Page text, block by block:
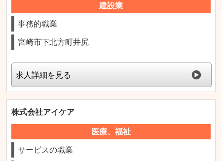
建設業
事務的職業
宮崎市下北方町井尻
求人詳細を見る
株式会社アイケア
医療、福祉
サービスの職業